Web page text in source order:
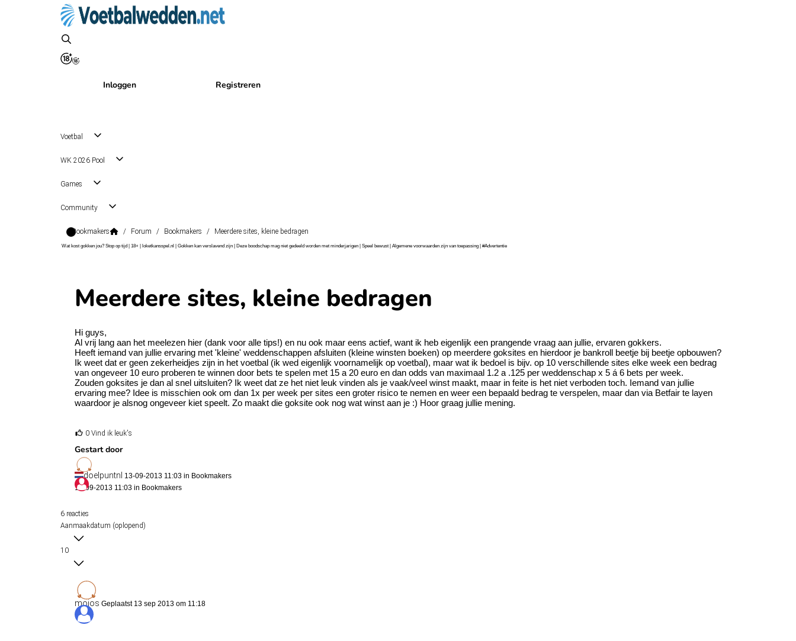
Inloggen Registreren
Voetbal
WK 2026 Pool
Games
Community
Bookmakers / Forum / Bookmakers / Meerdere sites, kleine bedragen
Wat kost gokken jou? Stop op tijd | 18+ | loketkansspel.nl | Gokken kan verslavend zijn | Deze boodschap mag niet gedeeld worden met minderjarigen | Speel bewust | Algemene voorwaarden zijn van toepassing | #Advertentie
Meerdere sites, kleine bedragen
Hi guys,
Al vrij lang aan het meelezen hier (dank voor alle tips!) en nu ook maar eens actief, want ik heb eigenlijk een prangende vraag aan jullie, ervaren gokkers.
Heeft iemand van jullie ervaring met 'kleine' weddenschappen afsluiten (kleine winsten boeken) op meerdere goksites en hierdoor je bankroll beetje bij beetje opbouwen?
Ik weet dat er geen zekerheidjes zijn in het voetbal (ik wed eigenlijk voornamelijk op voetbal), maar wat ik bedoel is bijv. op 10 verschillende sites elke week een bedrag
van ongeveer 10 euro proberen te winnen door bets te spelen met 15 a 20 euro en dan odds van maximaal 1.2 a .125 per weddenschap x 5 á 6 bets per week.
Zouden goksites je dan al snel uitsluiten? Ik weet dat ze het niet leuk vinden als je vaak/veel winst maakt, maar in feite is het niet verboden toch. Iemand van jullie
ervaring mee? Idee is misschien ook om dan 1x per week per sites een groter risico te nemen en weer een bepaald bedrag te verspelen, maar dan via Betfair te layen
waardoor je alsnog ongeveer kiet speelt. Zo maakt die goksite ook nog wat winst aan je :) Hoor graag jullie mening.
0 Vind ik leuk's
Gestart door
doelpuntnl 13-09-2013 11:03 in Bookmakers
13-09-2013 11:03 in Bookmakers
6 reacties
Aanmaakdatum (oplopend)
10
mojos Geplaatst 13 sep 2013 om 11:18